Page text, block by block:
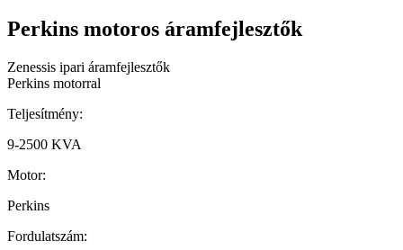
Perkins motoros áramfejlesztők
Zenessis ipari áramfejlesztők
Perkins motorral
Teljesítmény:
9-2500 KVA
Motor:
Perkins
Fordulatszám: